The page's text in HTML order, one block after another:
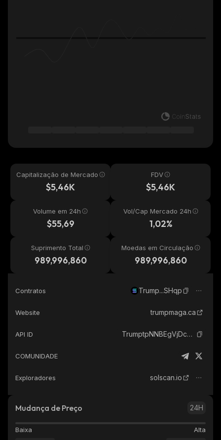
Capitalização de Mercado
$5,46K
FDV
$5,46K
Volume em 24h
$55,69
Vol/Cap Mercado 24h
1,02%
Suprimento Total
989,996,860
Moedas em Circulação
989,996,860
Contratos Trump...SHqp
Website trumpmaga.ca
API ID TrumptpNNBEgVjDc8bnemRTNYZKhdsst9ujNAnTSHqp_solana
COMUNIDADE
Exploradores solscan.io
Mudança de Preço 24H
Baixa Alta